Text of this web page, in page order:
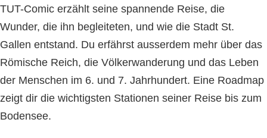
TUT-Comic erzählt seine spannende Reise, die
Wunder, die ihn begleiteten, und wie die Stadt St.
Gallen entstand. Du erfährst ausserdem mehr über das
Römische Reich, die Völkerwanderung und das Leben
der Menschen im 6. und 7. Jahrhundert. Eine Roadmap
zeigt dir die wichtigsten Stationen seiner Reise bis zum
Bodensee.